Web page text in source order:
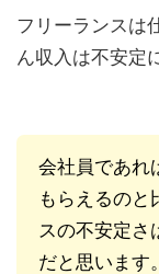
フリーランスは
ん収入は不安定
会社員であれ
もらえるのと
スの不安定さ
だと思います。